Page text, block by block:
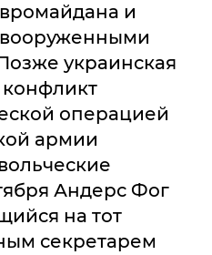
и
украинская
конфликт
операцией
армии
Андерс Фог
на тот
секретарем